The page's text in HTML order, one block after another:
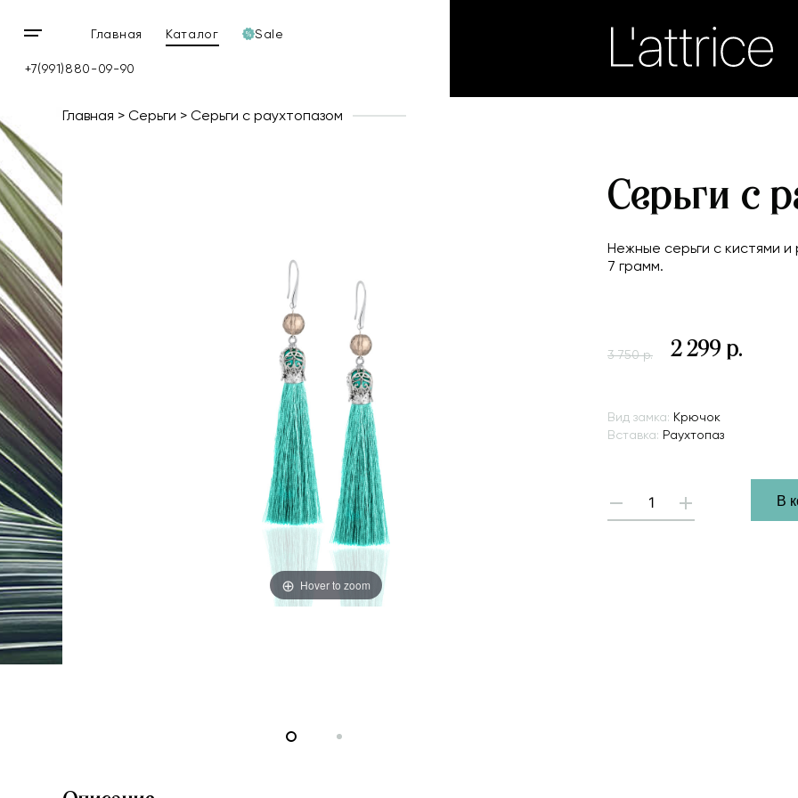
Открыть
меню
Главная Каталог Sale
+7(991)880-09-90
Главная Серьги Серьги с раухтопазом
Hover to zoom
Серьги с
Нежные серьги с кистями и
7 грамм.
3 750 р. 2 299 р.
Вид замка: Крючок
Вставка: Раухтопаз
- +
В